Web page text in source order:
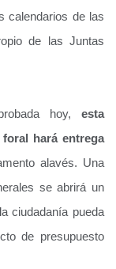
calendarios de las
de las Juntas
hoy, esta
hará entrega
alavés. Una
se abrirá un
ciudadanía pueda
de presupuesto